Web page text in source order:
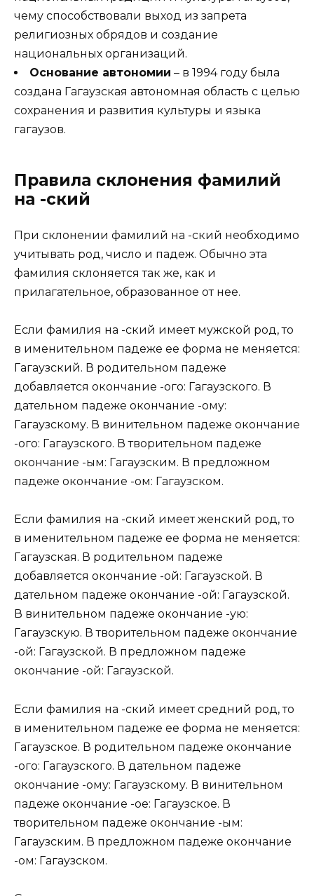
чему способствовали выход из запрета
религиозных обрядов и создание
национальных организаций.
Основание автономии – в 1994 году была
создана Гагаузская автономная область с целью
сохранения и развития культуры и языка
гагаузов.
Правила склонения фамилий
на -ский
При склонении фамилий на -ский необходимо
учитывать род, число и падеж. Обычно эта
фамилия склоняется так же, как и
прилагательное, образованное от нее.
Если фамилия на -ский имеет мужской род, то
в именительном падеже ее форма не меняется:
Гагаузский. В родительном падеже
добавляется окончание -ого: Гагаузского. В
дательном падеже окончание -ому:
Гагаузскому. В винительном падеже окончание
-ого: Гагаузского. В творительном падеже
окончание -ым: Гагаузским. В предложном
падеже окончание -ом: Гагаузском.
Если фамилия на -ский имеет женский род, то
в именительном падеже ее форма не меняется:
Гагаузская. В родительном падеже
добавляется окончание -ой: Гагаузской. В
дательном падеже окончание -ой: Гагаузской.
В винительном падеже окончание -ую:
Гагаузскую. В творительном падеже окончание
-ой: Гагаузской. В предложном падеже
окончание -ой: Гагаузской.
Если фамилия на -ский имеет средний род, то
в именительном падеже ее форма не меняется:
Гагаузское. В родительном падеже окончание
-ого: Гагаузского. В дательном падеже
окончание -ому: Гагаузскому. В винительном
падеже окончание -ое: Гагаузское. В
творительном падеже окончание -ым:
Гагаузским. В предложном падеже окончание
-ом: Гагаузском.